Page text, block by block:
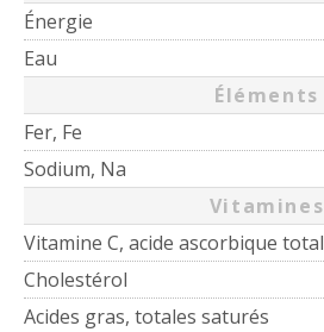
Énergie
Eau
Éléments
Fer, Fe
Sodium, Na
Vitamines
Vitamine C, acide ascorbique total
Cholestérol
Acides gras, totales saturés